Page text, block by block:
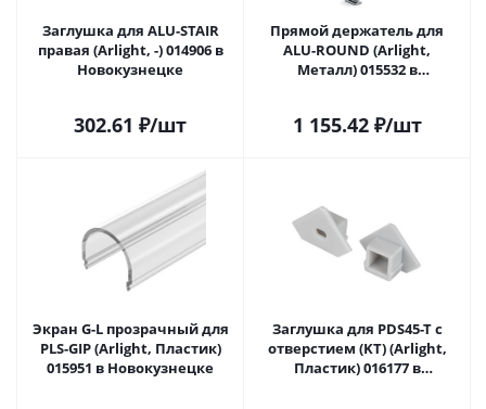
Заглушка для ALU-STAIR
правая (Arlight, -) 014906 в
Новокузнецке
302.61 ₽/шт
Прямой держатель для
ALU-ROUND (Arlight,
Металл) 015532 в
1 155.42₽/шт
Экран G-L прозрачный для
PLS-GIP (Arlight, Пластик)
015951 в Новокузнецке
Заглушка для PDS45-T с
отверстием (KT) (Arlight,
Пластик) 016177 в